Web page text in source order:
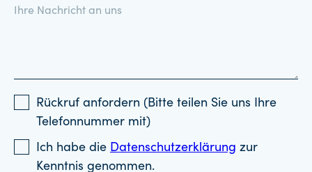
Rückruf anfordern (Bitte teilen Sie uns Ihre
Telefonnummer mit)
Ich habe die Datenschutzerklärung zur
Kenntnis genommen.